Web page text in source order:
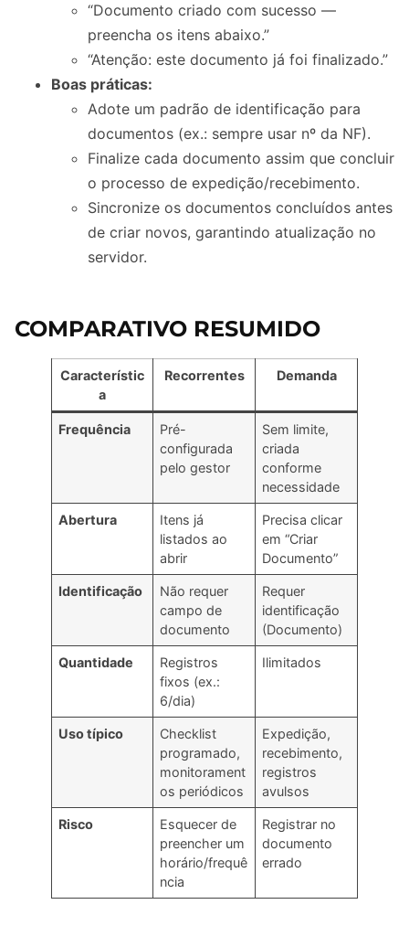
“Documento criado com sucesso —
preencha os itens abaixo.”
“Atenção: este documento já foi finalizado.”
Boas práticas:
Adote um padrão de identificação para
documentos (ex.: sempre usar nº da NF).
Finalize cada documento assim que concluir
o processo de expedição/recebimento.
Sincronize os documentos concluídos antes
de criar novos, garantindo atualização no
servidor.
COMPARATIVO RESUMIDO
Característic
a
Recorrentes Demanda
Frequência
Pré-
configurada
pelo gestor
Sem limite,
criada
conforme
necessidade
Abertura
Itens já
listados ao
abrir
Precisa clicar
em “Criar
Documento”
Identificação
Não requer
campo de
documento
Requer
identificação
(Documento)
Quantidade
Registros
fixos (ex.:
6/dia)
Ilimitados
Uso típico
Checklist
programado,
monitorament
os periódicos
Expedição,
recebimento,
registros
avulsos
Risco
Esquecer de
preencher um
horário/frequê
ncia
Registrar no
documento
errado